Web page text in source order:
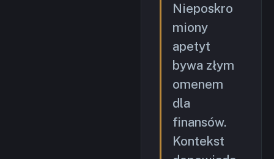
Nieposkro
miony
apetyt
bywa złym
omenem
dla
finansów.
Kontekst